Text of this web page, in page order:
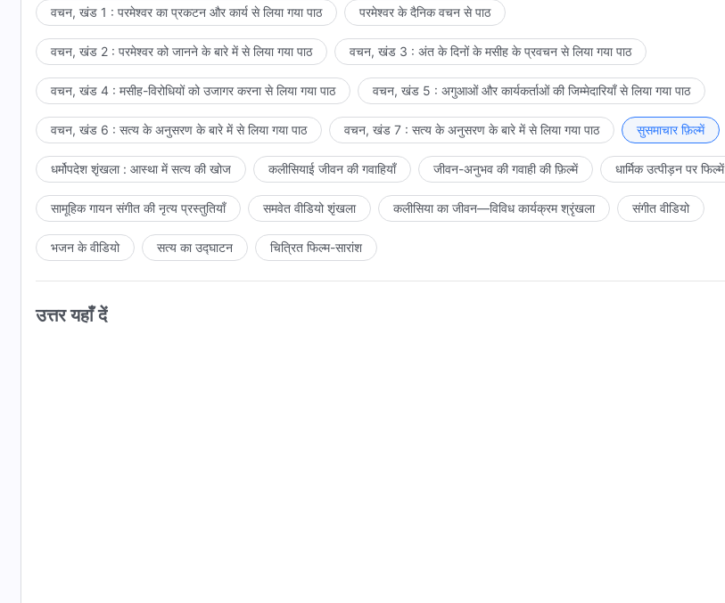
वचन, खंड 1 : परमेश्वर का प्रकटन और कार्य से लिया गया पाठ परमेश्वर के दैनिक वचन से पाठ
वचन, खंड 2 : परमेश्वर को जानने के बारे में से लिया गया पाठ वचन, खंड 3 : अंत के दिनों के मसीह के प्रवचन से लिया गया पाठ
वचन, खंड 4 : मसीह-विरोधियों को उजागर करना से लिया गया पाठ वचन, खंड 5 : अगुआओं और कार्यकर्ताओं की जिम्मेदारियाँ से लिया गया पाठ
वचन, खंड 6 : सत्य के अनुसरण के बारे में से लिया गया पाठ वचन, खंड 7 : सत्य के अनुसरण के बारे में से लिया गया पाठ सुसमाचार फ़िल्में
धर्मोपदेश शृंखला : आस्था में सत्य की खोज कलीसियाई जीवन की गवाहियाँ जीवन-अनुभव की गवाही की फ़िल्में धार्मिक उत्पीड़न पर फिल्में
सामूहिक गायन संगीत की नृत्य प्रस्तुतियाँ समवेत वीडियो शृंखला कलीसिया का जीवन—विविध कार्यक्रम श्रृंखला संगीत वीडियो
भजन के वीडियो सत्य का उद्घाटन चित्रित फिल्म-सारांश
उत्तर यहाँ दें